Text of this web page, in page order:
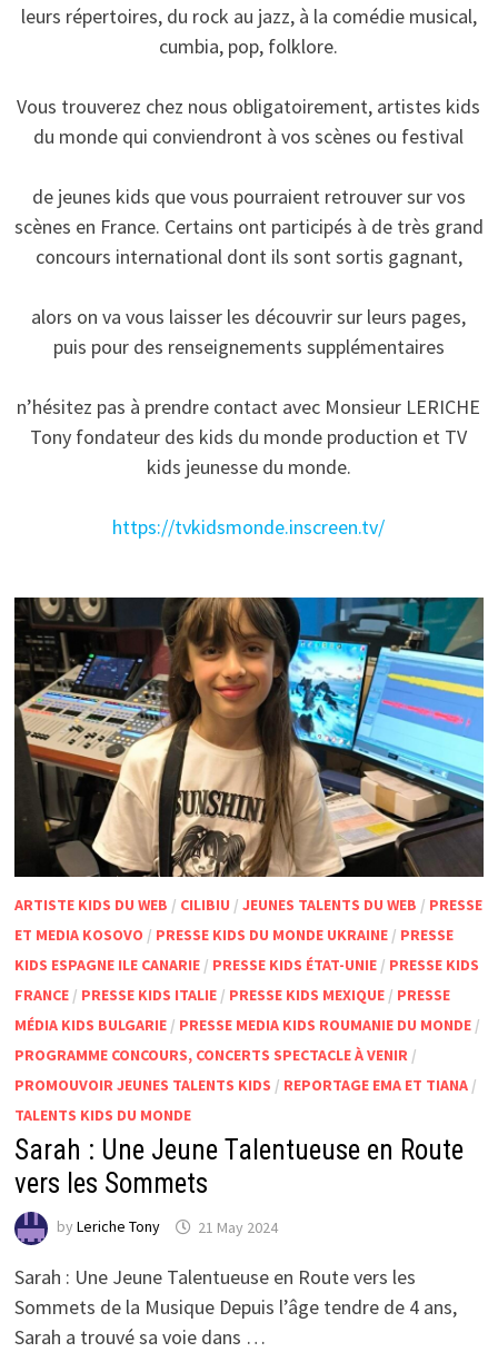
leurs répertoires, du rock au jazz, à la comédie musical,
cumbia, pop, folklore.
Vous trouverez chez nous obligatoirement, artistes kids
du monde qui conviendront à vos scènes ou festival
de jeunes kids que vous pourraient retrouver sur vos
scènes en France. Certains ont participés à de très grand
concours international dont ils sont sortis gagnant,
alors on va vous laisser les découvrir sur leurs pages,
puis pour des renseignements supplémentaires
n’hésitez pas à prendre contact avec Monsieur LERICHE
Tony fondateur des kids du monde production et TV
kids jeunesse du monde.
https://tvkidsmonde.inscreen.tv/
ARTISTE KIDS DU WEB / CILIBIU / JEUNES TALENTS DU WEB / PRESSE
ET MEDIA KOSOVO / PRESSE KIDS DU MONDE UKRAINE/ PRESSE
KIDS ESPAGNE ILE CANARIE/ PRESSE KIDS ÉTAT-UNIE/ PRESSE KIDS
FRANCE/ PRESSE KIDS ITALIE/ PRESSE KIDS MEXIQUE/ PRESSE
MÉDIA KIDS BULGARIE/ PRESSE MEDIA KIDS ROUMANIE DU MONDE/
PROGRAMME CONCOURS, CONCERTS SPECTACLE À VENIR/
PROMOUVOIR JEUNES TALENTS KIDS / REPORTAGE EMA ET TIANA/
TALENTS KIDS DU MONDE
Sarah : Une Jeune Talentueuse en Route
vers les Sommets
by Leriche Tony 21 May 2024
Sarah : Une Jeune Talentueuse en Route vers les
Sommets de la Musique Depuis l’âge tendre de 4 ans,
Sarah a trouvé sa voie dans …